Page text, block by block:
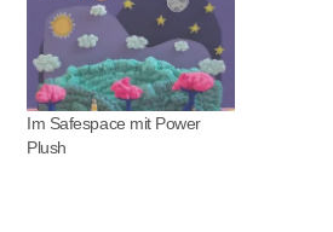
Im Safespace mit Power
Plush